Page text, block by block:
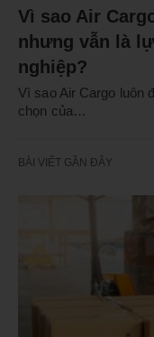
Vì sao Air
nhưng vẫn là
nghiệp?
Vì sao Air Cargo luôn
chọn của…
BÀI VIẾT GẦN ĐÂY